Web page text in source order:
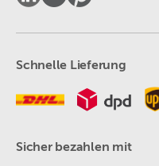
Schnelle Lieferung
Sicher bezahlen mit